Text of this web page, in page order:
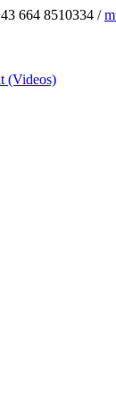
664 8510334 /
(Videos)